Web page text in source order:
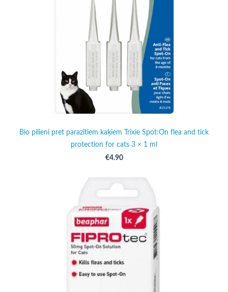
Bio pilieni pret parazītiem kaķiem Trixie Spot:On flea and tick
protection for cats 3 × 1 ml
€4.90